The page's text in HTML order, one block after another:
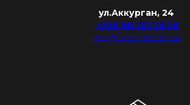
ул.Аккурган, 24
+998 88 281 28 28
info@watchdealer.uz